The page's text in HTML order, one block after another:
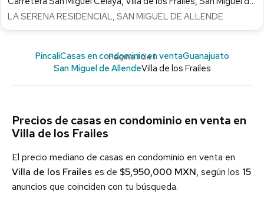
LA SERENA RESIDENCIAL, SAN MIGUEL DE ALLENDE
Página 1 de 1
PincaliCasas en condominio en ventaGuanajuato
San Miguel de AllendeVilla de los Frailes
Precios de casas en condominio en venta en
Villa de los Frailes
El precio mediano de casas en condominio en venta en
Villa de los Frailes es de $5,950,000 MXN, según los 15
anuncios que coinciden con tu búsqueda.